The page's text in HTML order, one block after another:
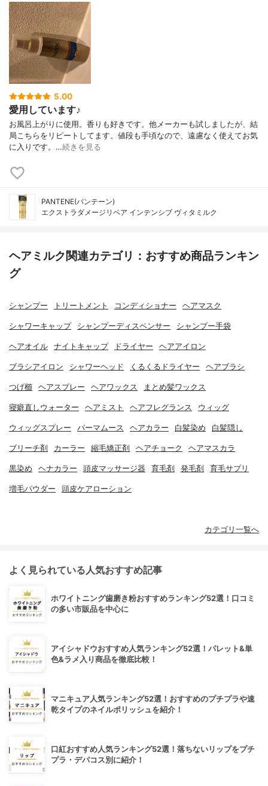
5.00
愛用しています♪
お風呂上がりに使用。香りも好きです。他メーカーも試しましたが、結
局こちらをリピートしてます。値段も手頃なので、遠慮なく使えてお気
に入りです。…続きを見る
PANTENE(パンテーン)
エクストラダメージリペア インテンシブ ヴィタミルク
ヘアミルク関連カテゴリ：おすすめ商品ランキン
グ
シャンプー トリートメント コンディショナー ヘアマスク
シャワーキャップ シャンプーディスペンサー シャンプー手袋
ヘアオイル ナイトキャップ ドライヤー ヘアアイロン
ブラシアイロン シャワーヘッド くるくるドライヤー ヘアブラシ
つげ櫛 ヘアスプレー ヘアワックス まとめ髪ワックス
寝癖直しウォーター ヘアミスト ヘアフレグランス ウィッグ
ウィッグスプレー パーマムース ヘアカラー 白髪染め 白髪隠し
ブリーチ剤 カーラー 縮毛矯正剤 ヘアチョーク ヘアマスカラ
黒染め ヘナカラー 頭皮マッサージ器 育毛剤 発毛剤 育毛サプリ
増毛パウダー 頭皮ケアローション
カテゴリ一覧へ
よく見られている人気おすすめ記事
ホワイトニング歯磨き粉おすすめランキング52選！口コミ
の多い市販品を中心に
アイシャドウおすすめ人気ランキング52選！パレット&単
色&ラメ入り商品を徹底比較！
マニキュア人気ランキング52選！おすすめのプチプラや速
乾タイプのネイルポリッシュを紹介！
口紅おすすめ人気ランキング52選！落ちないリップをプチ
プラ・デパコス別に紹介！